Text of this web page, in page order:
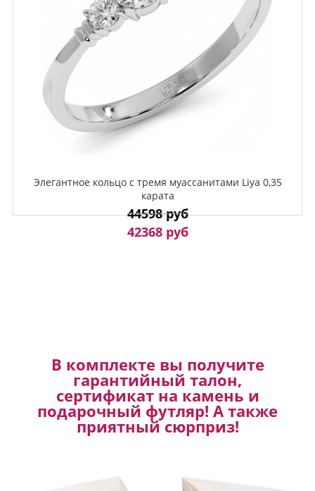
Элегантное кольцо с тремя муассанитами Liya 0,35
карата
44598 руб
42368 руб
В комплекте вы получите
гарантийный талон,
сертификат на камень и
подарочный футляр! А также
приятный сюрприз!